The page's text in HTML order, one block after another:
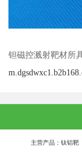
钽磁控溅射靶材所
主营产品：钛铝